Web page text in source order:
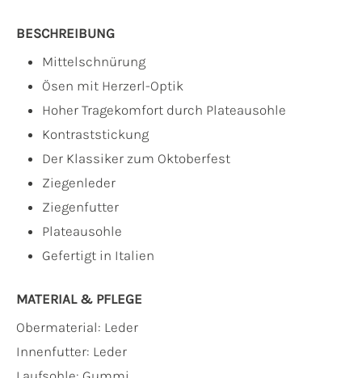
BESCHREIBUNG
Mittelschnürung
Ösen mit Herzerl-Optik
Hoher Tragekomfort durch Plateausohle
Kontraststickung
Der Klassiker zum Oktoberfest
Ziegenleder
Ziegenfutter
Plateausohle
Gefertigt in Italien
MATERIAL & PFLEGE
Obermaterial: Leder
Innenfutter: Leder